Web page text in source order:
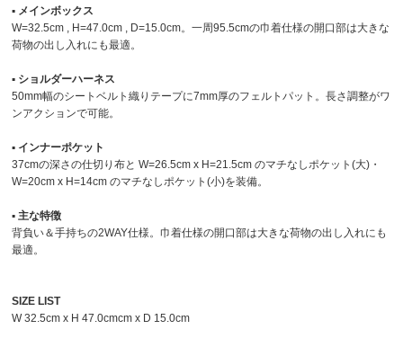
▪︎ メインボックス
W=32.5cm , H=47.0cm , D=15.0cm。一周95.5cmの巾着仕様の開口部は大きな
荷物の出し入れにも最適。
▪︎ ショルダーハーネス
50mm幅のシートベルト織りテープに7mm厚のフェルトパット。長さ調整がワ
ンアクションで可能。
▪︎ インナーポケット
37cmの深さの仕切り布と W=26.5cm x H=21.5cm のマチなしポケット(大)・
W=20cm x H=14cm のマチなしポケット(小)を装備。
▪︎ 主な特徴
背負い＆手持ちの2WAY仕様。巾着仕様の開口部は大きな荷物の出し入れにも
最適。
SIZE LIST
W 32.5cm x H 47.0cmcm x D 15.0cm